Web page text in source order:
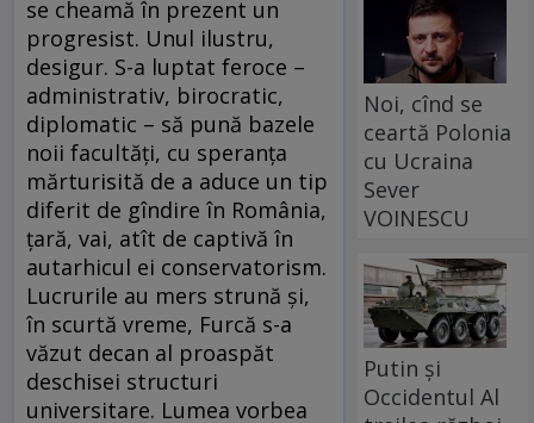
se cheamă în prezent un
progresist. Unul ilustru,
desigur. S-a luptat feroce –
administrativ, birocratic,
diplomatic – să pună bazele
noii facultăți, cu speranța
mărturisită de a aduce un tip
diferit de gîndire în România,
țară, vai, atît de captivă în
autarhicul ei conservatorism.
Lucrurile au mers strună și,
în scurtă vreme, Furcă s-a
văzut decan al proaspăt
deschisei structuri
universitare. Lumea vorbea
Noi, cînd se
ceartă Polonia
cu Ucraina
Sever
VOINESCU
Putin și
Occidentul Al